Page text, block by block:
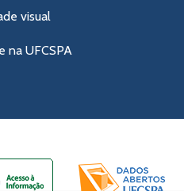
visual
na UFCSPA